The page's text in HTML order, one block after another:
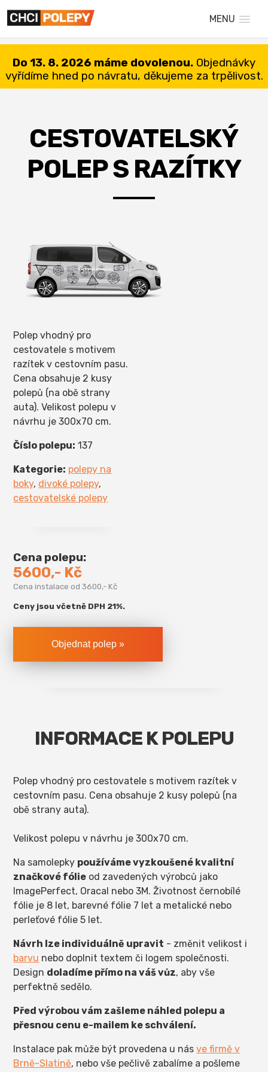
MENU
Do 13. 8. 2026 máme dovolenou. Objednávky
vyřídíme hned po návratu, děkujeme za trpělivost.
CESTOVATELSKÝ
POLEP S RAZÍTKY
Polep vhodný pro
cestovatele s motivem
razítek v cestovním pasu.
Cena obsahuje 2 kusy
polepů (na obě strany
auta). Velikost polepu v
návrhu je 300x70 cm.
Číslo polepu: 137
Kategorie: polepy na
boky, divoké polepy,
cestovatelské polepy
Cena polepu:
5600,- Kč
Cena instalace od 3600,- Kč
Ceny jsou včetně DPH 21%.
INFORMACE K POLEPU
Polep vhodný pro cestovatele s motivem razítek v
cestovním pasu. Cena obsahuje 2 kusy polepů (na
obě strany auta).
Velikost polepu v návrhu je 300x70 cm.
Na samolepky používáme vyzkoušené kvalitní
značkové fólie od zavedených výrobců jako
ImagePerfect, Oracal nebo 3M. Životnost černobílé
fólie je 8 let, barevné fólie 7 let a metalické nebo
perleťové fólie 5 let.
Návrh lze individuálně upravit - změnit velikost i
barvu nebo doplnit textem či logem společnosti.
Design doladíme přímo na váš vůz, aby vše
perfektně sedělo.
Před výrobou vám zašleme náhled polepu a
přesnou cenu e-mailem ke schválení.
Instalace pak může být provedena u násve firmě v
Brně-Slatině, nebo vše pečlivě zabalíme a pošleme